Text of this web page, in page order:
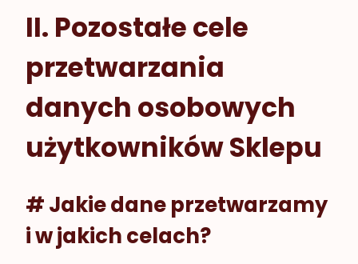
II. Pozostałe cele
przetwarzania
danych osobowych
użytkowników Sklepu
# Jakie dane przetwarzamy
i w jakich celach?